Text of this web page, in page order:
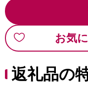
お気
返礼品の